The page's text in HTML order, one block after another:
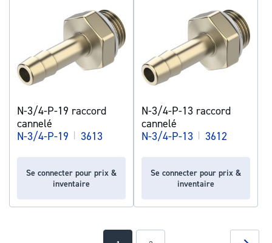
N-3/4-P-19 raccord
cannelé
N-3/4-P-19 | 3613
Se connecter pour prix &
inventaire
N-3/4-P-13 raccord
cannelé
N-3/4-P-13 | 3612
Se connecter pour prix &
inventaire